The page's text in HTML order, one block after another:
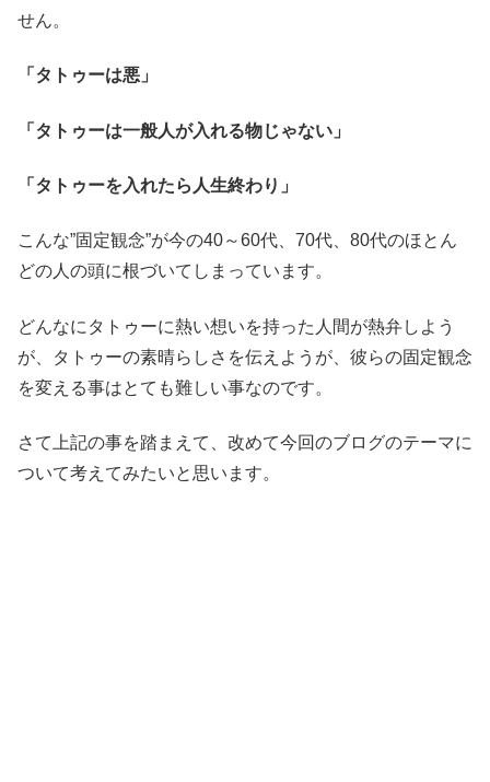
せん。
「タトゥーは悪」
「タトゥーは一般人が入れる物じゃない」
「タトゥーを入れたら人生終わり」
こんな”固定観念”が今の40～60代、70代、80代のほとん
どの人の頭に根づいてしまっています。
どんなにタトゥーに熱い想いを持った人間が熱弁しよう
が、タトゥーの素晴らしさを伝えようが、彼らの固定観念
を変える事はとても難しい事なのです。
さて上記の事を踏まえて、改めて今回のブログのテーマに
ついて考えてみたいと思います。